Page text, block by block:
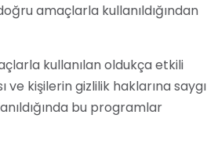
amaçlarla kullanıldığından
kullanılan oldukça etkili
kişilerin gizlilik haklarına saygı
bu programlar